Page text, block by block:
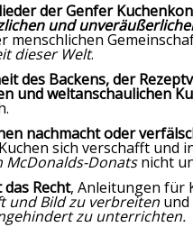
der Genfer
und
menschlichen
dieser Welt.
des Backens, der
und weltanschaulichen
nachmacht oder
sich verschafft und
McDonalds-Donatsnicht
das Recht, Anleitungen für
und Bild zu verbreiten
zu unterrichten.